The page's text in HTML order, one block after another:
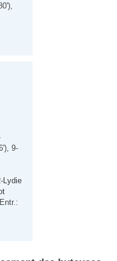
9-
Lydie